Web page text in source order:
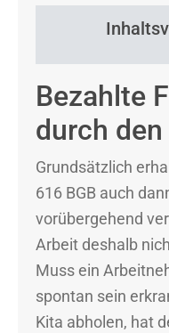
Bezahlte
durch
Grundsätzlich
616 BGB auch
vorübergehend
Arbeit deshalb
Muss ein
spontan sein
Kita abholen, hat